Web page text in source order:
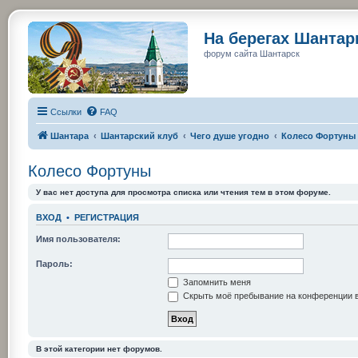
На берегах
форум сайта Шантарск
Ссылки FAQ
Шантара Шантарский клуб Чего душе угодно Колесо Фортуны
Колесо Фортуны
У вас нет доступа для просмотра списка или чтения тем в этом форуме.
ВХОД • РЕГИСТРАЦИЯ
Имя пользователя:
Пароль:
Запомнить меня
Скрыть моё пребывание на конференции
В этой категории нет форумов.